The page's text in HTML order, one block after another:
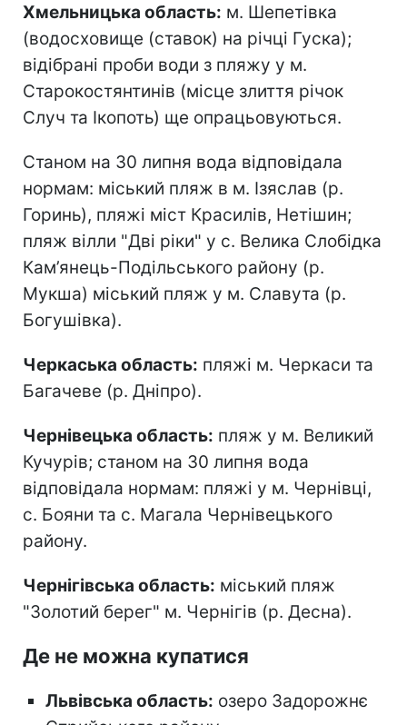
Хмельницька область: м. Шепетівка
(водосховище (ставок) на річці Гуска);
відібрані проби води з пляжу у м.
Старокостянтинів (місце злиття річок
Случ та Ікопоть) ще опрацьовуються.
Станом на 30 липня вода відповідала
нормам: міський пляж в м. Ізяслав (р.
Горинь), пляжі міст Красилів, Нетішин;
пляж вілли "Дві ріки" у с. Велика Слобідка
Кам’янець-Подільського району (р.
Мукша) міський пляж у м. Славута (р.
Богушівка).
Черкаська область: пляжі м. Черкаси та
Багачеве (р. Дніпро).
Чернівецька область: пляж у м. Великий
Кучурів; станом на 30 липня вода
відповідала нормам: пляжі у м. Чернівці,
с. Бояни та с. Магала Чернівецького
району.
Чернігівська область: міський пляж
"Золотий берег" м. Чернігів (р. Десна).
Де не можна купатися
Львівська область: озеро Задорожнє